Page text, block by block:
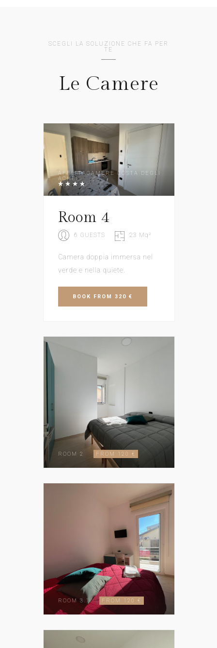
SCEGLI LA SOLUZIONE CHE FA PER
TE
Le Camere
AFFITTACAMERE COSTA DEGLI
ACHEI
Room 4
6 GUESTS 23 Mq²
Camera doppia immersa nel
verde e nella quiete.
BOOK FROM 320 €
ROOM 2 FROM 120 €
ROOM 3.1 FROM 120 €